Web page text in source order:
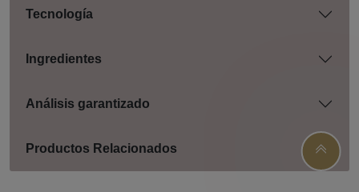
Tecnología
Ingredientes
Análisis garantizado
Productos Relacionados